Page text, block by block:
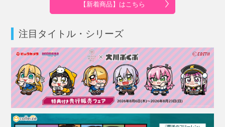
【新着商品】はこちら
注目タイトル・シリーズ